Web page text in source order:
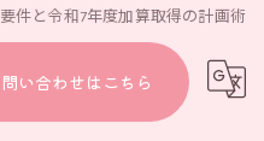
件と令和7年度加算取得の計画術
い合わせはこちら